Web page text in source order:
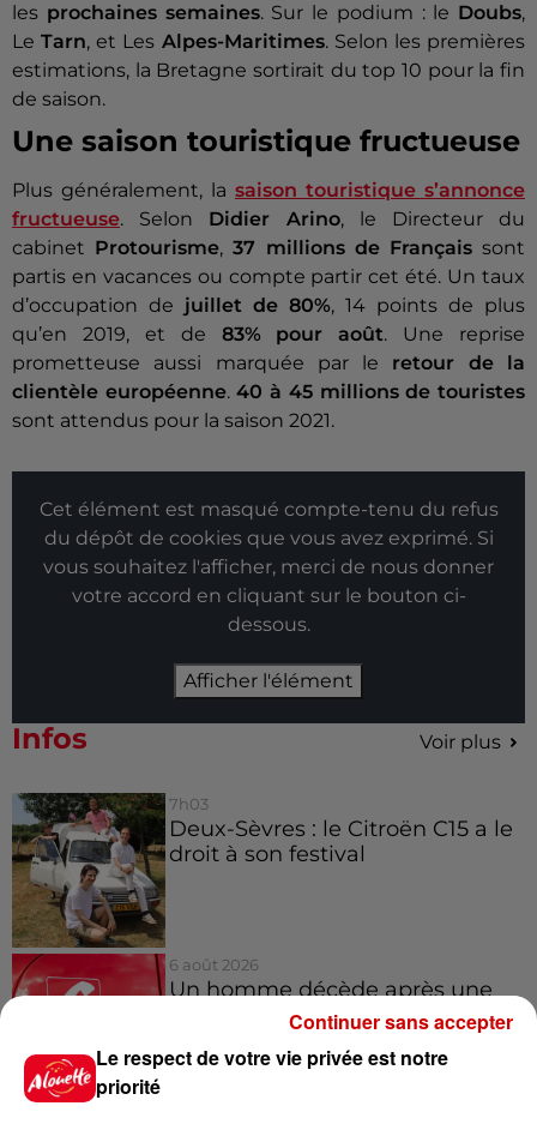
les prochaines semaines. Sur le podium : le Doubs,
LeTarn, et Les Alpes-Maritimes. Selon les premières
estimations, la Bretagne sortirait du top 10 pour la fin
de saison.
Une saison touristique fructueuse
Plus généralement, la saison touristique s’annonce
fructueuse. Selon Didier Arino, le Directeur du
cabinet Protourisme,37 millions de Françaissont
partis en vacances ou compte partir cet été. Un taux
d’occupation de juillet de 80%, 14 points de plus
qu’en 2019, et de 83% pour août. Une reprise
prometteuse aussi marquée par le retour de la
clientèle européenne.40 à 45 millions de touristes
sont attendus pour la saison 2021.
Cet élément est masqué compte-tenu du refus
du dépôt de cookies que vous avez exprimé. Si
vous souhaitez l'afficher, merci de nous donner
votre accord en cliquant sur le bouton ci-
dessous.
Afficher l'élément
Infos Voir plus
7h03
Deux-Sèvres : le Citroën C15 a le
droit à son festival
6 août 2026
Un homme décède après une
noyade dans le Finistère
Le respect de votre vie privée est notre
priorité
Continuer sans accepter